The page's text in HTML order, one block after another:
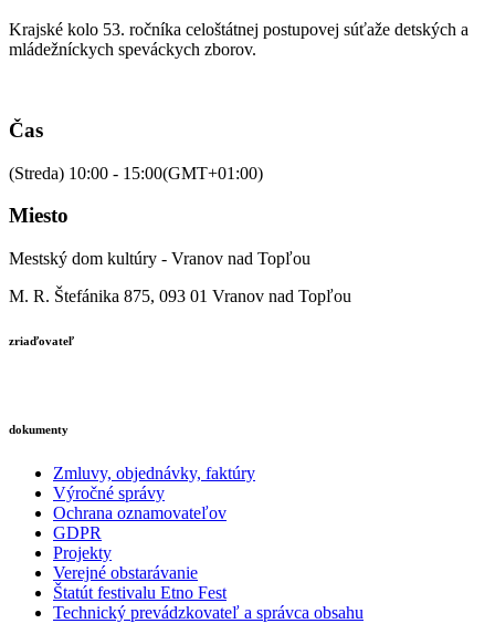
Krajské kolo 53. ročníka celoštátnej postupovej súťaže detských a
mládežníckych speváckych zborov.
Čas
(Streda) 10:00 - 15:00(GMT+01:00)
Miesto
Mestský dom kultúry - Vranov nad Topľou
M. R. Štefánika 875, 093 01 Vranov nad Topľou
zriaďovateľ
dokumenty
Zmluvy, objednávky, faktúry
Výročné správy
Ochrana oznamovateľov
GDPR
Projekty
Verejné obstarávanie
Štatút festivalu Etno Fest
Technický prevádzkovateľ a správca obsahu